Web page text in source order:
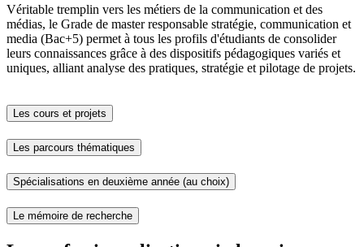
Véritable tremplin vers les métiers de la communication et des
médias, le Grade de master responsable stratégie, communication et
media (Bac+5) permet à tous les profils d'étudiants de consolider
leurs connaissances grâce à des dispositifs pédagogiques variés et
uniques, alliant analyse des pratiques, stratégie et pilotage de projets.
Les cours et projets
Les parcours thématiques
Spécialisations en deuxième année (au choix)
Le mémoire de recherche